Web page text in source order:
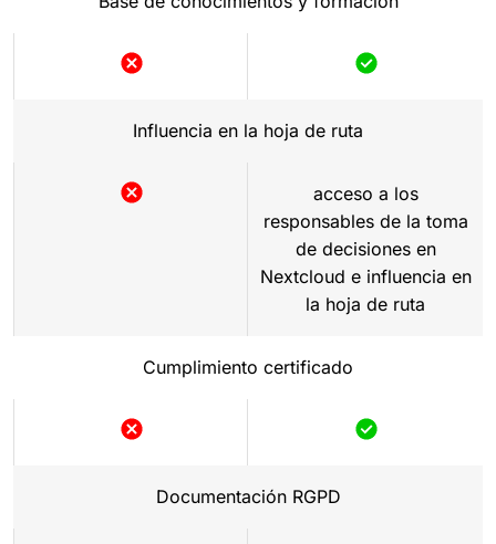
Influencia en la hoja de ruta
acceso a los
responsables de la toma
de decisiones en
Nextcloud e influencia en
la hoja de ruta
Cumplimiento certificado
Documentación RGPD